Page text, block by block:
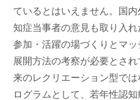
ているとはいえません。国
知症当事者の意見も取り入
参加・活躍の場づくりとマ
展開方法の考察が必要とさ
来のレクリエーション型で
ログラムとして、若年性認